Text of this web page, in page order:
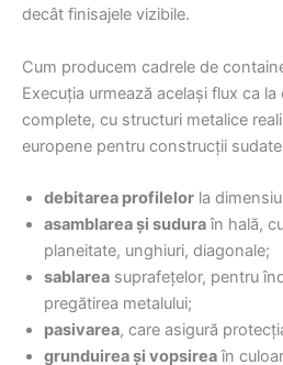
decât finisajele vizibile.
Cum producem cadrele de
Execuția urmează același flux ca
complete, cu structuri metalice
europene pentru construcții
debitarea profilelor la
asamblarea și sudura în hală,
planeitate, unghiuri, diagonale;
sablarea suprafețelor, pentru
pregătirea metalului;
pasivarea, care asigură
grunduirea și vopsirea în